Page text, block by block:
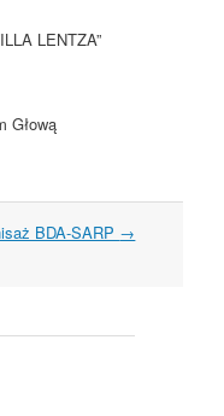
LENTZA”
Głową
BDA-SARP →